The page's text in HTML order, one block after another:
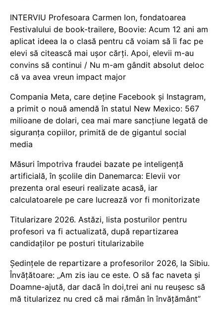
INTERVIU Profesoara Carmen Ion, fondatoarea
Festivalului de book-trailere, Boovie: Acum 12 ani am
aplicat ideea la o clasă pentru că voiam să îi fac pe
elevi să citească mai ușor cărți. Apoi, elevii m-au
convins să continui / Nu m-am gândit absolut deloc
că va avea vreun impact major
Compania Meta, care deține Facebook și Instagram,
a primit o nouă amendă în statul New Mexico: 567
milioane de dolari, cea mai mare sancțiune legată de
siguranța copiilor, primită de de gigantul social
media
Măsuri împotriva fraudei bazate pe inteligență
artificială, în școlile din Danemarca: Elevii vor
prezenta oral eseuri realizate acasă, iar
calculatoarele pe care lucrează vor fi monitorizate
Titularizare 2026. Astăzi, lista posturilor pentru
profesori va fi actualizată, după repartizarea
candidaților pe posturi titularizabile
Ședințele de repartizare a profesorilor 2026, la Sibiu.
Învățătoare: „Am zis iau ce este. O să fac naveta și
Doamne-ajută, dar dacă în doi,trei ani nu reușesc să
mă titularizez nu cred că mai rămân în învățământ”